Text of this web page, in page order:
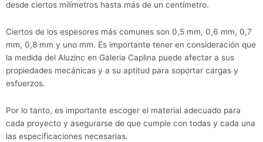
desde ciertos milímetros hasta más de un centímetro.
Ciertos de los espesores más comunes son 0,5 mm, 0,6 mm, 0,7
mm, 0,8 mm y uno mm. Es importante tener en consideración que
la medida del Aluzinc en Galeria Caplina puede afectar a sus
propiedades mecánicas y a su aptitud para soportar cargas y
esfuerzos.
Por lo tanto, es importante escoger el material adecuado para
cada proyecto y asegurarse de que cumple con todas y cada una
las especificaciones necesarias.